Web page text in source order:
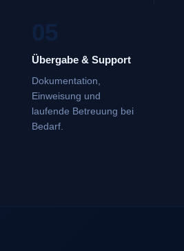
05
Übergabe & Support
Dokumentation,
Einweisung und
laufende Betreuung bei
Bedarf.